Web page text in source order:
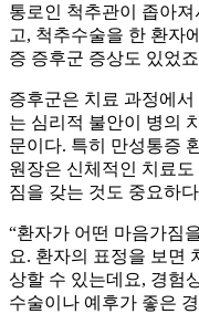
통로인 척추관이 좁아
고, 척추수술을 한 환자
증 증후군 증상도 있었
증후군은 치료 과정에
는 심리적 불안이 병의
문이다. 특히 만성통증
원장은 신체적인 치료
짐을 갖는 것도 중요하
“환자가 어떤 마음가짐
요. 환자의 표정을 보면
상할 수 있는데요, 경험
수술이나 예후가 좋은